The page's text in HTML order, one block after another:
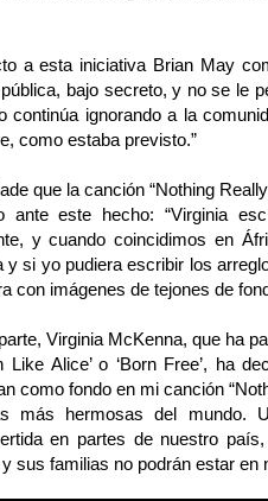
a esta iniciativa Brian May
bajo secreto, y no se le
continúa ignorando a la
como estaba previsto.”
que la canción “Nothing
ante este hecho: “Virginia
y cuando coincidimos en
y si yo pudiera escribir los
con imágenes de tejones de
Virginia McKenna, que ha
Like Alice’ o ‘Born Free’, ha
como fondo en mi canción
más hermosas del mundo.
en partes de nuestro
sus familias no podrán estar en